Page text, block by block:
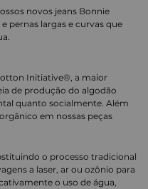
novos jeans Bonnie
pernas largas e curvas que
Initiative®, a maior
de produção do algodão
quanto socialmente. Além
em nossas peças
o processo tradicional
a laser, ar ou ozônio para
o uso de água,